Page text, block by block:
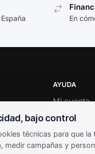
En
AYUDA
Mi cuenta
Soporte al
Términos
bajo control
técnicas para que
medir campañas y